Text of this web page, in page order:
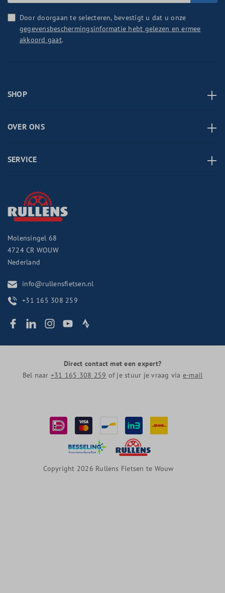
Door doorgaan te selecteren, bevestigt u dat u onze
gegevensbeschermingsinformatie hebt gelezen en ermee
akkoord gaat.
SHOP
OVER ONS
SERVICE
Molensingel 68
4724 CR WOUW
Nederland
info@rullensfietsen.nl
+31 165 308 259
Direct contact met een expert?
Bel naar +31 165 308 259 of je stuur je vraag via e-mail
Copyright 2026 Rullens Fietsen te Wouw